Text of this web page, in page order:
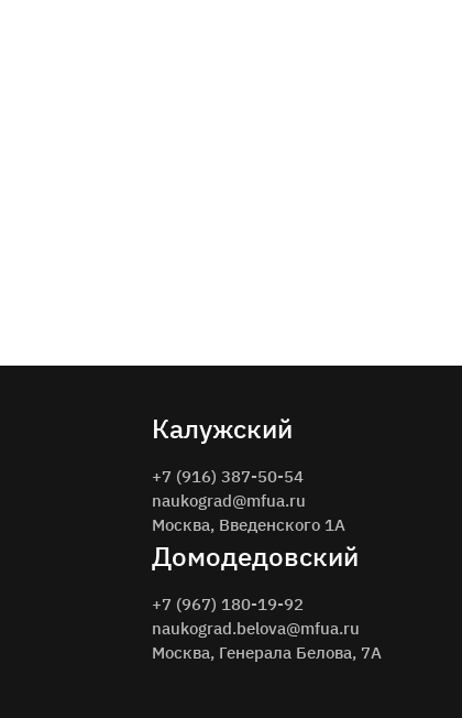
Калужский
+7 (916) 387-50-54
naukograd@mfua.ru
Москва, Введенского 1A
Домодедовский
+7 (967) 180-19-92
naukograd.belova@mfua.ru
Москва, Генерала Белова, 7А